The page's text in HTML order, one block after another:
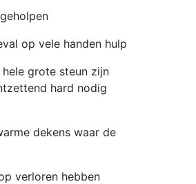
op vele handen hulp
grote steun zijn
hard nodig
dekens waar de
verloren hebben